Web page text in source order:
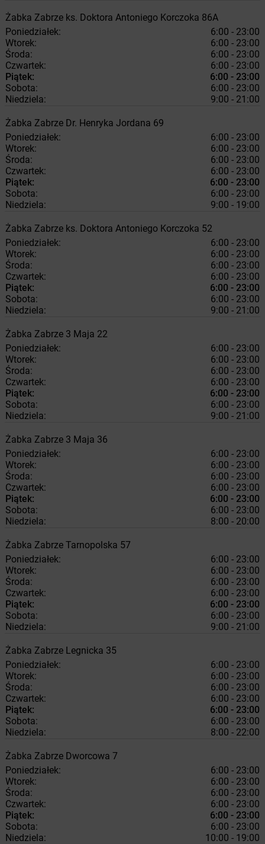
Żabka Zabrze ks. Doktora Antoniego Korczoka 86A
Poniedziałek:
6:00 - 23:00
Wtorek:
6:00 - 23:00
Środa:
6:00 - 23:00
Czwartek:
6:00 - 23:00
Piątek:
6:00 - 23:00
Sobota:
6:00 - 23:00
Niedziela:
9:00 - 21:00
Żabka Zabrze Dr. Henryka Jordana 69
Poniedziałek:
6:00 - 23:00
Wtorek:
6:00 - 23:00
Środa:
6:00 - 23:00
Czwartek:
6:00 - 23:00
Piątek:
6:00 - 23:00
Sobota:
6:00 - 23:00
Niedziela:
9:00 - 19:00
Żabka Zabrze ks. Doktora Antoniego Korczoka 52
Poniedziałek:
6:00 - 23:00
Wtorek:
6:00 - 23:00
Środa:
6:00 - 23:00
Czwartek:
6:00 - 23:00
Piątek:
6:00 - 23:00
Sobota:
6:00 - 23:00
Niedziela:
9:00 - 21:00
Żabka Zabrze 3 Maja 22
Poniedziałek:
6:00 - 23:00
Wtorek:
6:00 - 23:00
Środa:
6:00 - 23:00
Czwartek:
6:00 - 23:00
Piątek:
6:00 - 23:00
Sobota:
6:00 - 23:00
Niedziela:
9:00 - 21:00
Żabka Zabrze 3 Maja 36
Poniedziałek:
6:00 - 23:00
Wtorek:
6:00 - 23:00
Środa:
6:00 - 23:00
Czwartek:
6:00 - 23:00
Piątek:
6:00 - 23:00
Sobota:
6:00 - 23:00
Niedziela:
8:00 - 20:00
Żabka Zabrze Tarnopolska 57
Poniedziałek:
6:00 - 23:00
Wtorek:
6:00 - 23:00
Środa:
6:00 - 23:00
Czwartek:
6:00 - 23:00
Piątek:
6:00 - 23:00
Sobota:
6:00 - 23:00
Niedziela:
9:00 - 21:00
Żabka Zabrze Legnicka 35
Poniedziałek:
6:00 - 23:00
Wtorek:
6:00 - 23:00
Środa:
6:00 - 23:00
Czwartek:
6:00 - 23:00
Piątek:
6:00 - 23:00
Sobota:
6:00 - 23:00
Niedziela:
8:00 - 22:00
Żabka Zabrze Dworcowa 7
Poniedziałek:
6:00 - 23:00
Wtorek:
6:00 - 23:00
Środa:
6:00 - 23:00
Czwartek:
6:00 - 23:00
Piątek:
6:00 - 23:00
Sobota:
6:00 - 23:00
Niedziela:
10:00 - 19:00